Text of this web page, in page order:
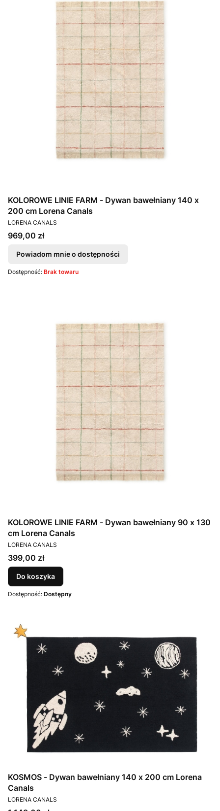
KOLOROWE LINIE FARM - Dywan bawełniany 140 x
200 cm Lorena Canals
PRODUCENT
LORENA CANALS
Cena
969,00 zł
Powiadom mnie o dostępności
Dostępność: Brak towaru
KOLOROWE LINIE FARM - Dywan bawełniany 90 x 130
cm Lorena Canals
PRODUCENT
LORENA CANALS
Cena
399,00 zł
Do koszyka
Dostępność: Dostępny
KOSMOS - Dywan bawełniany 140 x 200 cm Lorena
Canals
PRODUCENT
LORENA CANALS